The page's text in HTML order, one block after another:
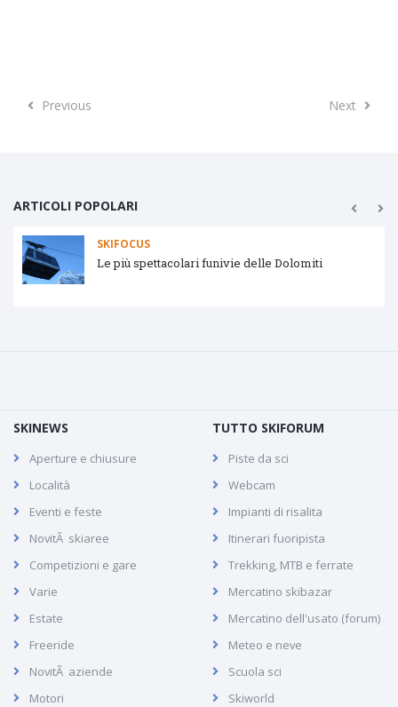
PreviousPrevious Next
ARTICOLI POPOLARI
SKIFOCUS
Tipologie impianti di risalita
SKINEWS
Aperture e chiusure
Località
Eventi e feste
NovitÃ skiaree
Competizioni e gare
Varie
Estate
Freeride
NovitÃ aziende
Motori
TUTTO SKIFORUM
Piste da sci
Webcam
Impianti di risalita
Itinerari fuoripista
Trekking, MTB e ferrate
Mercatino skibazar
Mercatino dell'usato (forum)
Meteo e neve
Scuola sci
Skiworld